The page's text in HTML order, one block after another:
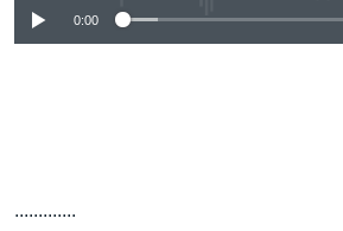
0:00
.............